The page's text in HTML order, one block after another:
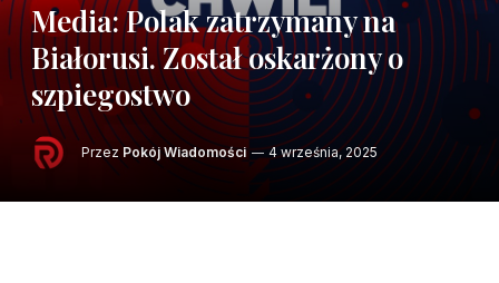
Media: Polak zatrzymany na
Białorusi. Został oskarżony o
szpiegostwo
Przez Pokój Wiadomości 4 września, 2025